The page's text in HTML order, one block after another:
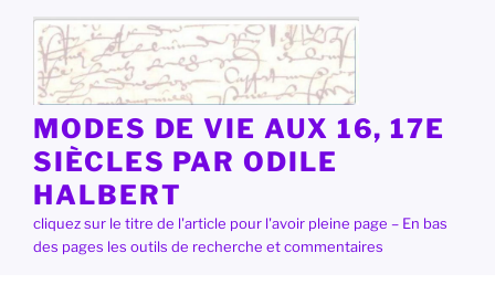
contenu
principal
MODES DE VIE AUX 16, 17E
SIÈCLES PAR ODILE
HALBERT
cliquez sur le titre de l'article pour l'avoir pleine page – En bas
des pages les outils de recherche et commentaires